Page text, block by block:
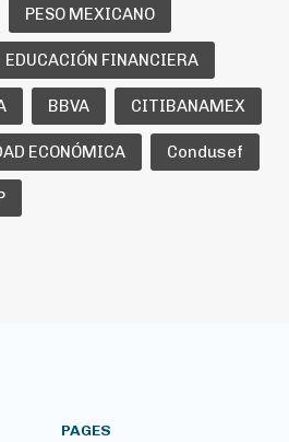
PESO MEXICANO
EDUCACIÓN FINANCIERA
BBVA CITIBANAMEX
ECONÓMICA Condusef
PAGES